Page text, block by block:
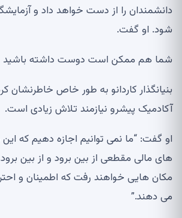
دانشمندان را از دست خواهد داد و
شود. او گفت.
شما هم ممکن است دوست داشته باشید
بنیانگذار کاردانو به طور خاص خاطرنشان
آکادمیک پیشرو نیازمند تلاش زیادی است.
او گفت: “ما نمی توانیم اجازه دهیم که
های مالی مقطعی از بین برود و از بین
مکان هایی خواهند رفت که اطمینان و
می دهند.”